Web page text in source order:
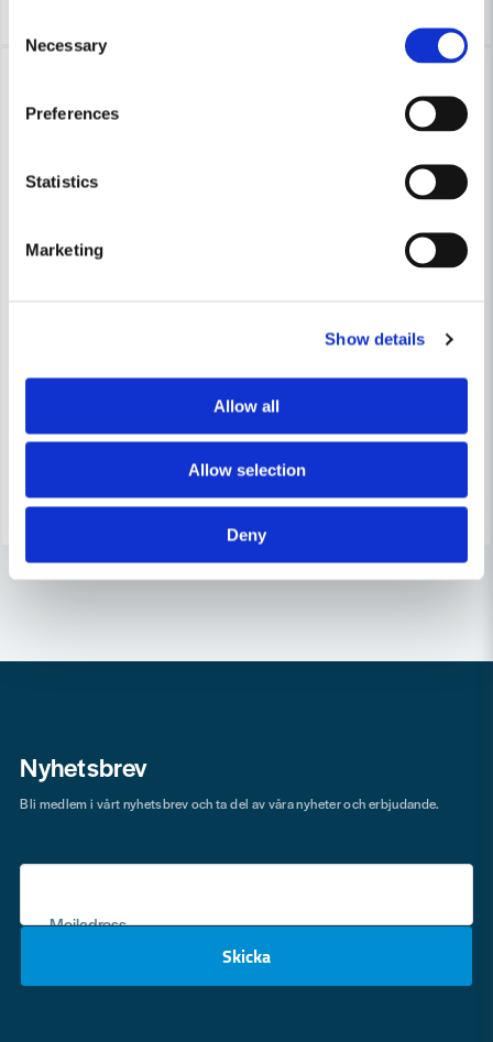
Selection
Necessary
Preferences
Statistics
Marketing
Show details
Allow all
Allow selection
Deny
Leveranstid ifrån leverantör ca
Köp
WEBER RESERVDELAR
88 kr
Köp
Nyhetsbrev
Mejladress
Skicka
Bli medlem i vårt nyhetsbrev och ta del av våra nyheter och erbjudande.